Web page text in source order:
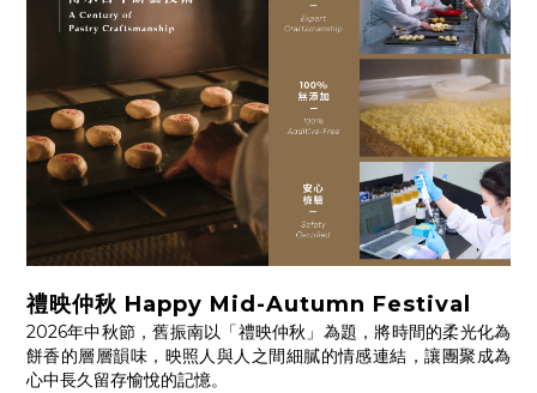
禮映仲秋 Happy Mid-Autumn Festival
2026年中秋節，舊振南以「禮映仲秋」為題，將時間的柔光化為
餅香的層層韻味，映照人與人之間細膩的情感連結，讓團聚成為
心中長久留存愉悅的記憶。